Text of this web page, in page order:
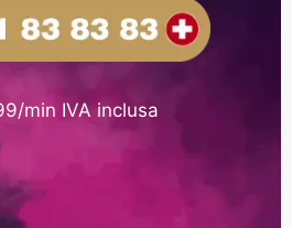
min IVA inclusa